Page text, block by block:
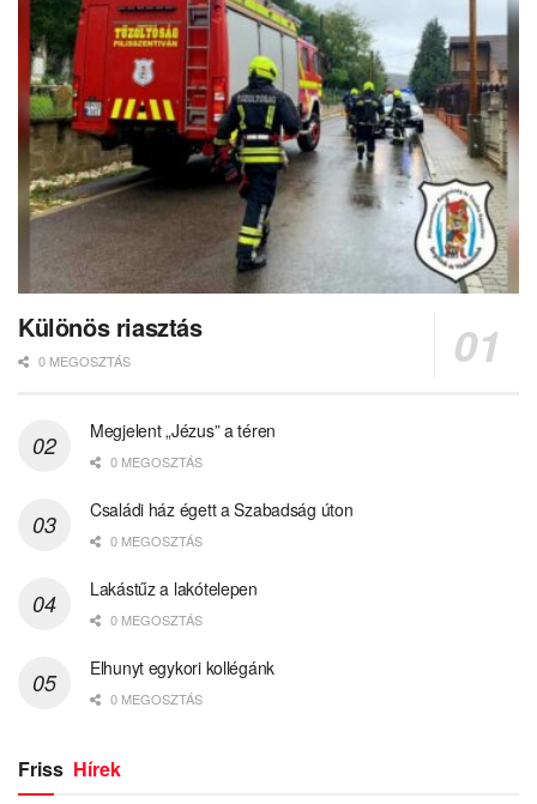
Különös riasztás
0 MEGOSZTÁS
Megjelent „Jézus” a téren
0 MEGOSZTÁS
Családi ház égett a Szabadság úton
0 MEGOSZTÁS
Lakástűz a lakótelepen
0 MEGOSZTÁS
Elhunyt egykori kollégánk
0 MEGOSZTÁS
Friss Hírek